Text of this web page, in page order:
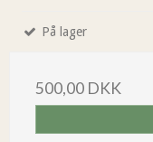
På lager
500,00 DKK